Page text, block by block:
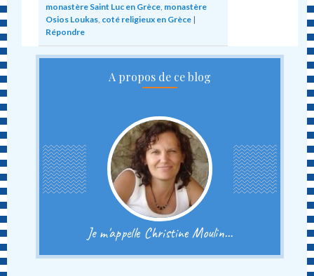
monastère Saint Luc en Grèce monastère
Osios Loukas coté religieux en Grèce |
Répondre
A propos de ce blog
Je m'appelle Christine Moulin...